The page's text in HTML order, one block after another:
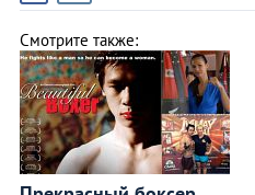
Смотрите также: